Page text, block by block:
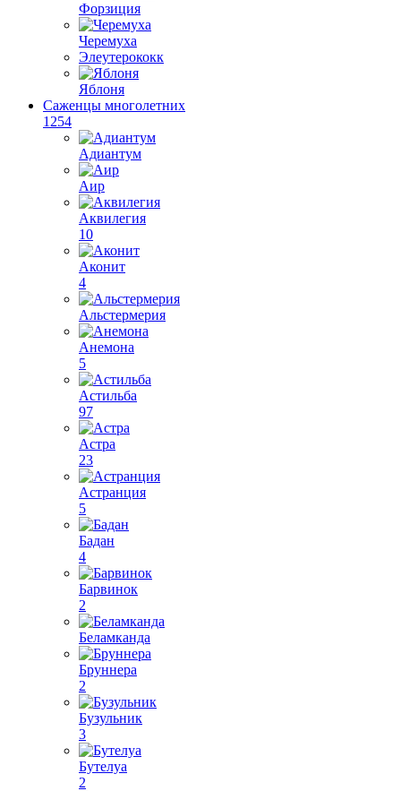
Форзиция
Черемуха
Элеутерококк
Яблоня
Саженцы многолетних
1254
Адиантум
Аир
Аквилегия
10
Аконит
4
Альстермерия
Анемона
5
Астильба
97
Астра
23
Астранция
5
Бадан
4
Барвинок
2
Беламканда
Бруннера
2
Бузульник
3
Бутелуа
2